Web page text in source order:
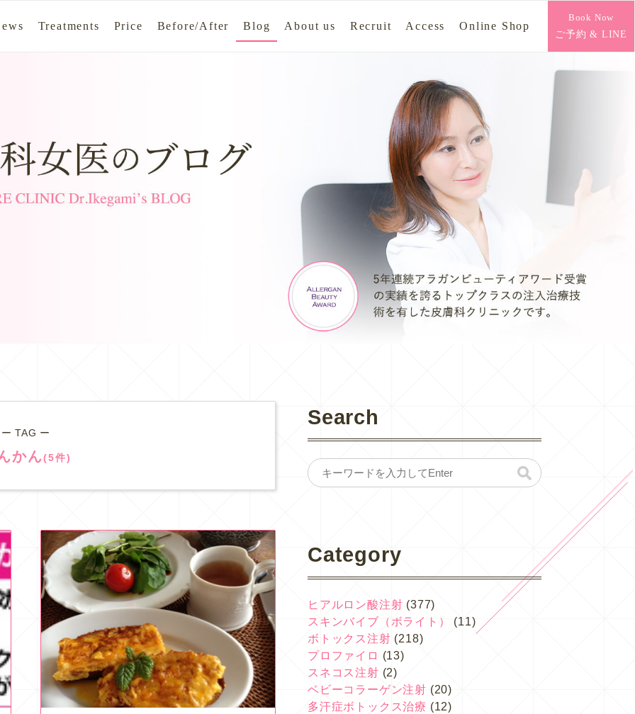
Treatments Price Before/After Blog About us Recruit Access Online Shop
Book Now
ご予約 & LINE
ー TAG ー
かん(5件)
Search
Category
ヒアルロン酸注射 (377)
スキンバイブ（ボライト）
(11)
ボトックス注射 (218)
プロファイロ (13)
スネコス注射 (2)
ベビーコラーゲン注射 (20)
多汗症ボトックス治療 (12)